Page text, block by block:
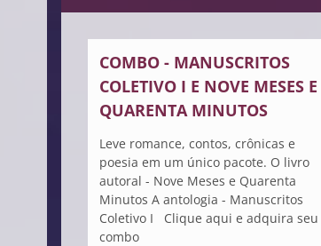
COMBO - MANUSCRITOS
COLETIVO I E NOVE MESES E
QUARENTA MINUTOS
Leve romance, contos, crônicas e
poesia em um único pacote. O livro
autoral - Nove Meses e Quarenta
Minutos A antologia - Manuscritos
Coletivo I Clique aqui e adquira seu
combo